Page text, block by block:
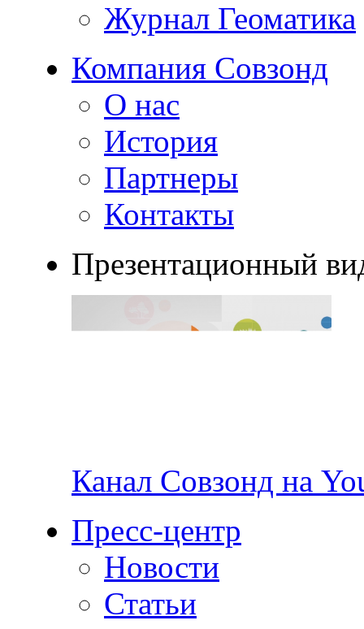
Журнал Геоматика
Компания Совзонд
О нас
История
Партнеры
Контакты
Презентационный
Канал Совзонд на
Пресс-центр
Новости
Статьи